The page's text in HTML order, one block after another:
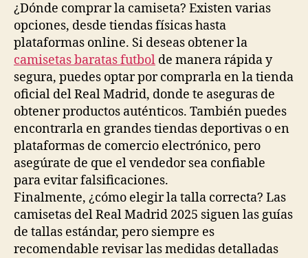
¿Dónde comprar la camiseta? Existen varias
opciones, desde tiendas físicas hasta
plataformas online. Si deseas obtener la
camisetas baratas futbol de manera rápida y
segura, puedes optar por comprarla en la tienda
oficial del Real Madrid, donde te aseguras de
obtener productos auténticos. También puedes
encontrarla en grandes tiendas deportivas o en
plataformas de comercio electrónico, pero
asegúrate de que el vendedor sea confiable
para evitar falsificaciones.
Finalmente, ¿cómo elegir la talla correcta? Las
camisetas del Real Madrid 2025 siguen las guías
de tallas estándar, pero siempre es
recomendable revisar las medidas detalladas